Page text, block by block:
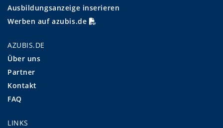
Ausbildungsanzeige inserieren
Werben auf azubis.de
AZUBIS.DE
Über uns
Partner
Kontakt
FAQ
LINKS